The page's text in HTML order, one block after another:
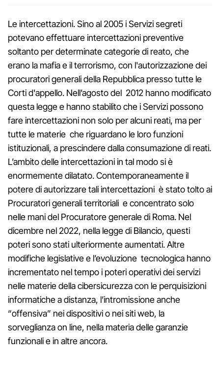
Le intercettazioni. Sino al 2005 i Servizi segreti
potevano effettuare intercettazioni preventive
soltanto per determinate categorie di reato, che
erano la mafia e il terrorismo, con l'autorizzazione dei
procuratori generali della Repubblica presso tutte le
Corti d'appello. Nell’agosto del 2012 hanno modificato
questa legge e hanno stabilito che i Servizi possono
fare intercettazioni non solo per alcuni reati, ma per
tutte le materie che riguardano le loro funzioni
istituzionali, a prescindere dalla consumazione di reati.
L’ambito delle intercettazioni in tal modo si è
enormemente dilatato. Contemporaneamente il
potere di autorizzare tali intercettazioni è stato tolto ai
Procuratori generali territoriali e concentrato solo
nelle mani del Procuratore generale di Roma. Nel
dicembre nel 2022, nella legge di Bilancio, questi
poteri sono stati ulteriormente aumentati. Altre
modifiche legislative e l’evoluzione tecnologica hanno
incrementato nel tempo i poteri operativi dei servizi
nelle materie della cibersicurezza con le perquisizioni
informatiche a distanza, l’intromissione anche
“offensiva” nei dispositivi o nei siti web, la
sorveglianza on line, nella materia delle garanzie
funzionali e in altre ancora.